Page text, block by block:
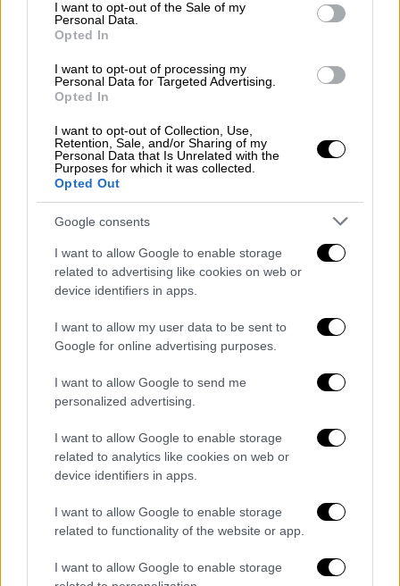
I want to opt-out of the Sale of my
Personal Data.
Opted In
I want to opt-out of processing my
Personal Data for Targeted Advertising.
Opted In
I want to opt-out of Collection, Use,
Retention, Sale, and/or Sharing of my
Personal Data that Is Unrelated with the
Purposes for which it was collected.
Opted Out
Google consents
I want to allow Google to enable storage
related to advertising like cookies on web or
device identifiers in apps.
I want to allow my user data to be sent to
Google for online advertising purposes.
I want to allow Google to send me
personalized advertising.
I want to allow Google to enable storage
related to analytics like cookies on web or
device identifiers in apps.
I want to allow Google to enable storage
related to functionality of the website or app.
I want to allow Google to enable storage
Ελλάδα
Ο Ελληνικός Διαστημικός Οργανισμός
βράβευσε τον Διονύση Σιμόπουλο
Για την ανιδιοτελή προσφορά του στις
διαστημικές και αστρονομικές επιστήμες
στη χώρα μας
ΑΛΛΑ #TAGS
ειδήσεις τώρα
αστροφυσικός
Νέο Ψηφιακό Πλανητάριο
Ίδρυμα Ευγενίδου
κηδεία